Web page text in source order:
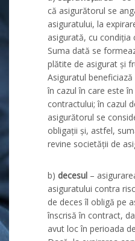
că asigurătorul se
asiguratului, la
asigurată, cu condiția
Suma dată se
plătite de asigurat și
Asiguratul
în cazul în care este
contractului; în cazul
asigurătorul se
obligații și, astfel,
revine societății de
b)decesul –
asiguratului contra
de deces îl obligă pe
înscrisă în contract,
avut loc în perioada